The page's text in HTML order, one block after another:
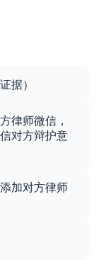
据）
律师微信，
对方辩护意
加对方律师